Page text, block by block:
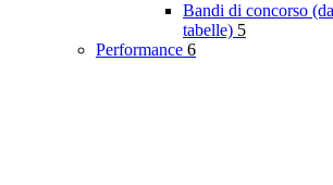
Bandi di concorso
tabelle) 5
Performance 6